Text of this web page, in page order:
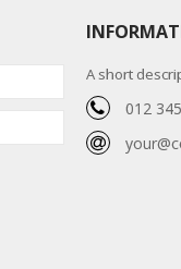
A short
012